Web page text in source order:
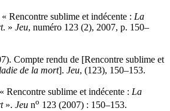
Rencontre sublime et indécente : La
. » Jeu, numéro 123 (2), 2007, p. 150–
Compte rendu de [Rencontre sublime et
de la mort]. Jeu, (123), 150–153.
Rencontre sublime et indécente : La
». Jeu no 123 (2007) : 150–153.